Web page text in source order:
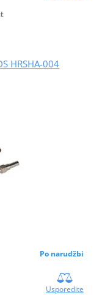
HRSHA-004
Po narudžbi
Usporedite